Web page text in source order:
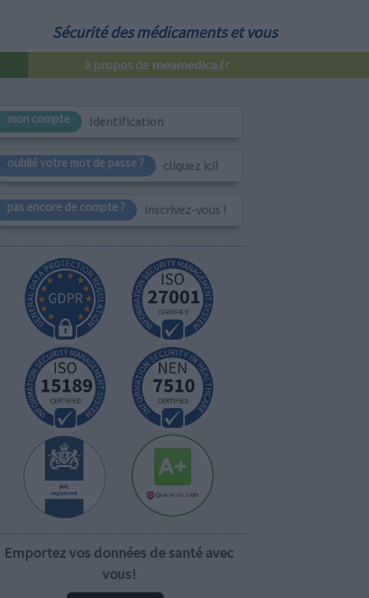
Sécurité des médicaments et vous
à propos de meamedica.fr
mon compte Identification
oublié votre mot de passe ? cliquez ici!
pas encore de compte ? inscrivez-vous !
Emportez vos données de santé avec
vous!